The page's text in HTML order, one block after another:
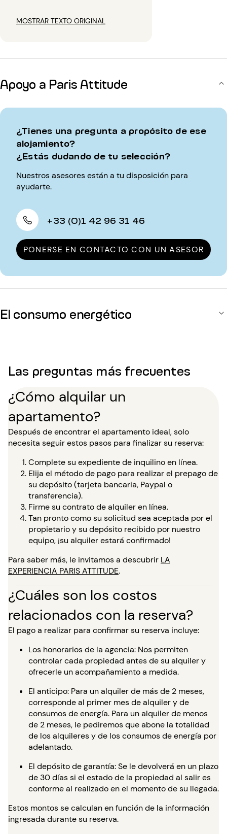
MOSTRAR TEXTO ORIGINAL
Apoyo a Paris Attitude
¿Tienes una pregunta a propósito de ese
alojamiento?
¿Estás dudando de tu selección?
Nuestros asesores están a tu disposición para
ayudarte.
+33 (0)1 42 96 31 46
PONERSE EN CONTACTO CON UN ASESOR
El consumo energético
Las preguntas más frecuentes
¿Cómo alquilar un
apartamento?
Después de encontrar el apartamento ideal, solo
necesita seguir estos pasos para finalizar su reserva:
Complete su expediente de inquilino en línea.
Elija el método de pago para realizar el prepago de
su depósito (tarjeta bancaria, Paypal o
transferencia).
Firme su contrato de alquiler en línea.
Tan pronto como su solicitud sea aceptada por el
propietario y su depósito recibido por nuestro
equipo, ¡su alquiler estará confirmado!
Para saber más, le invitamos a descubrir LA
EXPERIENCIA PARIS ATTITUDE.
¿Cuáles son los costos
relacionados con la reserva?
El pago a realizar para confirmar su reserva incluye:
Los honorarios de la agencia: Nos permiten
controlar cada propiedad antes de su alquiler y
ofrecerle un acompañamiento a medida.
El anticipo: Para un alquiler de más de 2 meses,
corresponde al primer mes de alquiler y de
consumos de energía. Para un alquiler de menos
de 2 meses, le pediremos que abone la totalidad
de los alquileres y de los consumos de energía por
adelantado.
El depósito de garantía: Se le devolverá en un plazo
de 30 días si el estado de la propiedad al salir es
conforme al realizado en el momento de su llegada.
Estos montos se calculan en función de la información
ingresada durante su reserva.